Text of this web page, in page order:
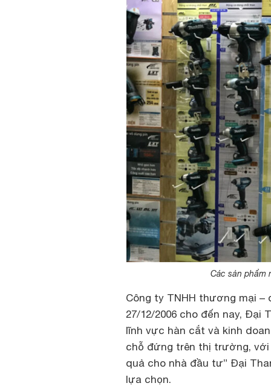
Các sản phẩm
Công ty TNHH thương mại
27/12/2006 cho đến nay, Đại
lĩnh vực hàn cắt và kinh
chỗ đứng trên thị trường,
quả cho nhà đầu tư” Đại
lựa chọn.